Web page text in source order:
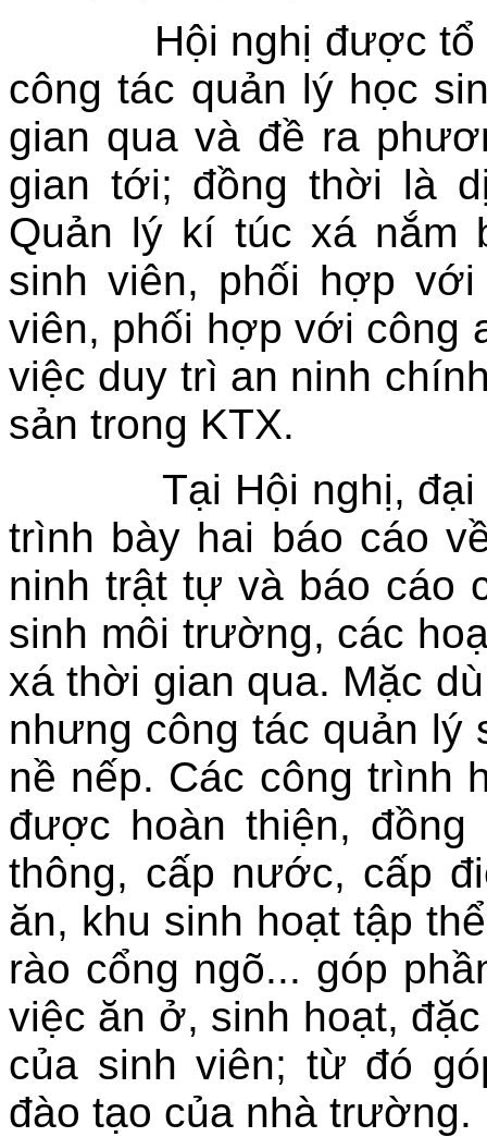
Hội nghị được tổ
công tác quản lý học
gian qua và đề ra
gian tới; đồng thời là
Quản lý kí túc xá nắm
sinh viên, phối hợp
viên, phối hợp với công
việc duy trì an ninh
sản trong KTX.
Tại Hội nghị, đại
trình bày hai báo cáo
ninh trật tự và báo cáo
sinh môi trường, các
xá thời gian qua. Mặc
nhưng công tác quản lý
nề nếp. Các công trình
được hoàn thiện,
thông, cấp nước, cấp
ăn, khu sinh hoạt tập
rào cổng ngõ... góp
việc ăn ở, sinh hoạt,
của sinh viên; từ đó
đào tạo của nhà trường.